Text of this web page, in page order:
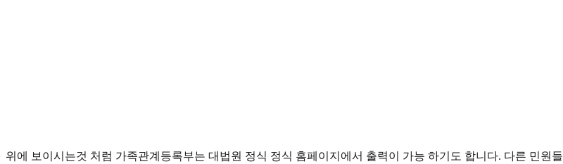
위에 보이시는것 처럼 가족관계등록부는 대법원 정식 정식 홈페이지에서 출력이 가능 하기도 합니다. 다른 민원들